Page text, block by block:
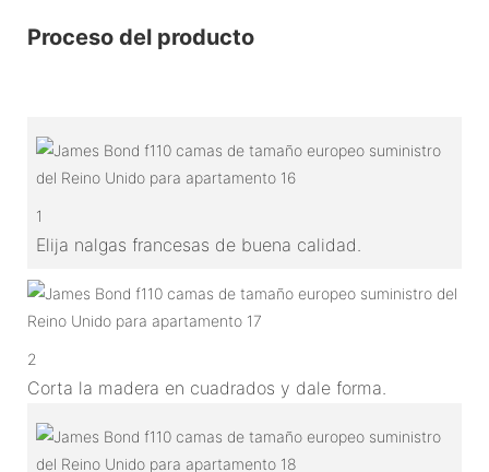
Proceso del producto
1
Elija nalgas francesas de buena calidad.
2
Corta la madera en cuadrados y dale forma.